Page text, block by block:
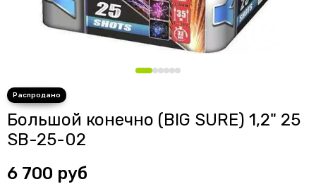
Большой конечно (BIG SURE) 1,2" 25
SB-25-02
6 700 руб